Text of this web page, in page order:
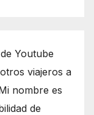
Youtube
viajeros a
nombre es
de